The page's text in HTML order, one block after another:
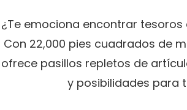
¿Te emociona encontrar
Con 22,000 pies cuadrados de
ofrece pasillos repletos de
y posibilidades para